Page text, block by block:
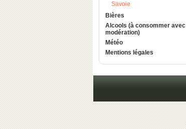
Savoie
Bières
Alcools (à consommer avec
modération)
Météo
Mentions légales